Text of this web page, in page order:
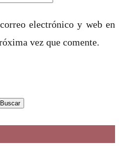
electrónico y web en
vez que comente.